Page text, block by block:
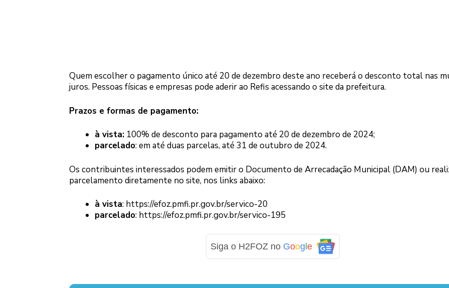
Quem escolher o pagamento único até 20 de dezembro deste ano receberá o desconto total nas
juros. Pessoas físicas e empresas pode aderir ao Refis acessando o site da prefeitura.
Prazos e formas de pagamento:
à vista:100% de desconto para pagamento até 20 de dezembro de 2024;
parcelado: em até duas parcelas, até 31 de outubro de 2024.
Os contribuintes interessados podem emitir o Documento de Arrecadação Municipal (DAM) ou
parcelamento diretamente no site, nos links abaixo:
à vista: https://efoz.pmfi.pr.gov.br/servico-20
parcelado: https://efoz.pmfi.pr.gov.br/servico-195
Siga o H2FOZ no Google